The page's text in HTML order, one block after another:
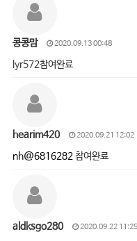
콩콩맘 2020.09.13 00:48
lyr572참여완료
hearim420 2020.09.21 12:02
nh@6816282참여완료
aldksgo280 2020.09.22 11:25